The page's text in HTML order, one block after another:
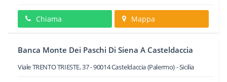
Chiama Mappa
Banca Monte Dei Paschi Di Siena A Casteldaccia
Viale TRENTO TRIESTE, 37-90014Casteldaccia(Palermo) -Sicilia